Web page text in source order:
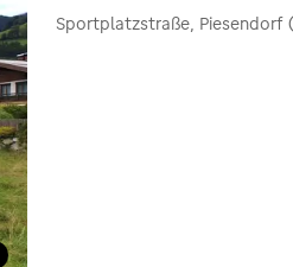
Sportplatzstraße, Piesendorf